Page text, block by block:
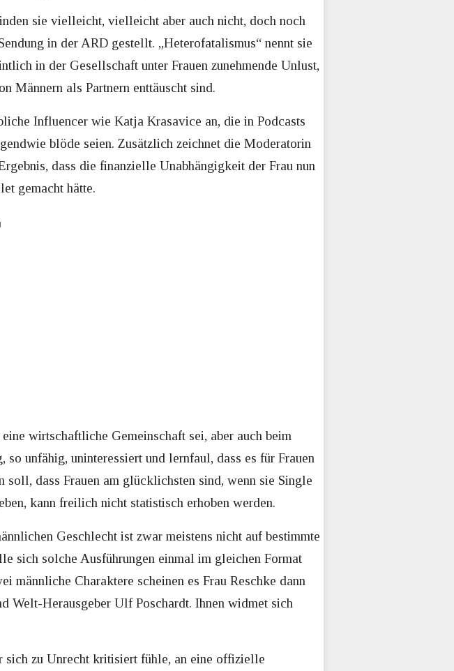
sie vielleicht, vielleicht aber auch nicht, doch noch
in der ARD gestellt. „Heterofatalismus“ nennt sie
in der Gesellschaft unter Frauen zunehmende Unlust,
Männern als Partnern enttäuscht sind.
Influencer wie Katja Krasavice an, die in Podcasts
blöde seien. Zusätzlich zeichnet die Moderatorin
dass die finanzielle Unabhängigkeit der Frau nun
gemacht hätte.
wirtschaftliche Gemeinschaft sei, aber auch beim
unfähig, uninteressiert und lernfaul, dass es für Frauen
dass Frauen am glücklichsten sind, wenn sie Single
kann freilich nicht statistisch erhoben werden.
Geschlecht ist zwar meistens nicht auf bestimmte
sich solche Ausführungen einmal im gleichen Format
männliche Charaktere scheinen es Frau Reschke dann
Welt-Herausgeber Ulf Poschardt. Ihnen widmet sich
zu Unrecht kritisiert fühle, an eine offizielle